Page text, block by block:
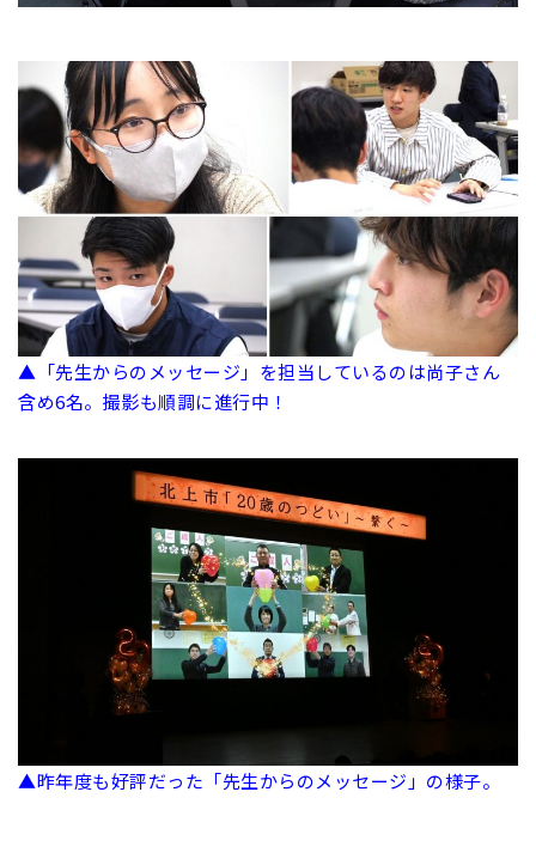
▲「先生からのメッセージ」を担当しているのは尚子さん
含め6名。撮影も順調に進行中！
▲昨年度も好評だった「先生からのメッセージ」の様子。